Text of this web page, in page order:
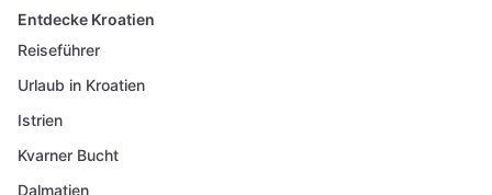
Entdecke Kroatien
Reiseführer
Urlaub in Kroatien
Istrien
Kvarner Bucht
Dalmatien